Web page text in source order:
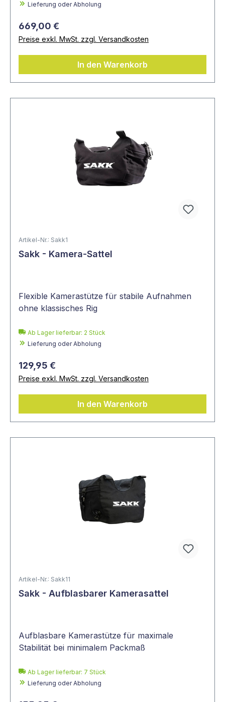
Lieferung oder Abholung
669,00 €
Preise exkl. MwSt. zzgl. Versandkosten
In den Warenkorb
Artikel-Nr.: Sakk1
Sakk - Kamera-Sattel
Flexible Kamerastütze für stabile Aufnahmen
ohne klassisches Rig
Ab Lager lieferbar: 2 Stück
Lieferung oder Abholung
129,95 €
Preise exkl. MwSt. zzgl. Versandkosten
In den Warenkorb
Artikel-Nr.: Sakk11
Sakk - Aufblasbarer Kamerasattel
Aufblasbare Kamerastütze für maximale
Stabilität bei minimalem Packmaß
Ab Lager lieferbar: 7 Stück
Lieferung oder Abholung